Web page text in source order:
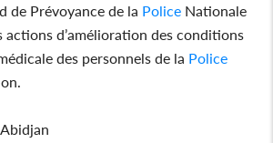
de Prévoyance de la Police Nationale
actions d’amélioration des conditions
des personnels de la Police